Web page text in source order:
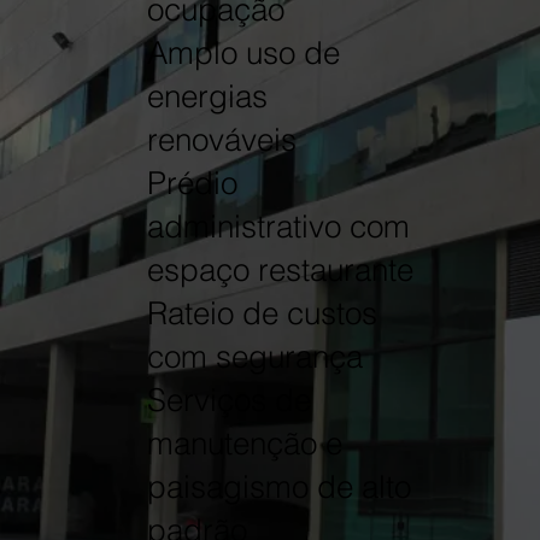
ocupação
Amplo uso de
energias
renováveis
Prédio
administrativo com
espaço restaurante
Rateio de custos
com segurança
Serviços de
manutenção e
paisagismo de alto
padrão